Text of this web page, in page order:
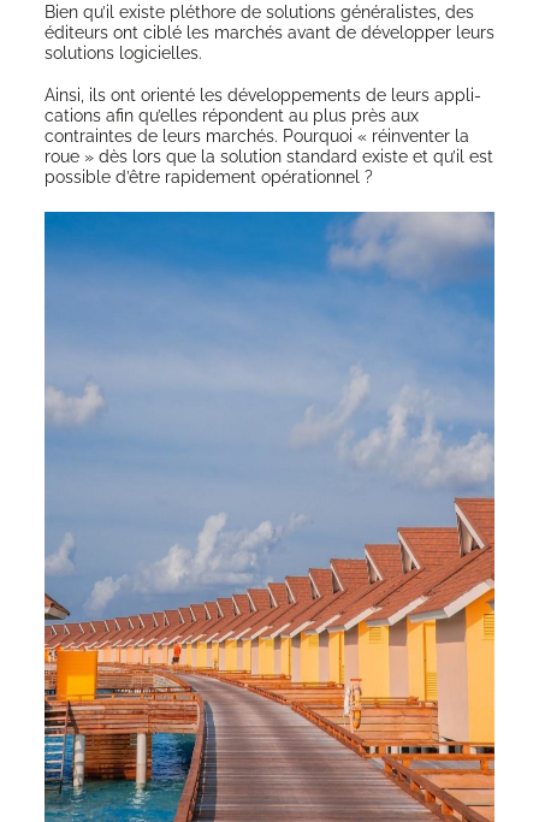
Bien qu’il existe plé­thore de solu­tions géné­ra­listes, des
édi­teurs ont ciblé les mar­chés avant de déve­lop­per leurs
solu­tions logicielles.
Ain­si, ils ont orien­té les déve­lop­pe­ments de leurs appli­
ca­tions afin qu’elles répondent au plus près aux
contraintes de leurs mar­chés. Pour­quoi « réin­ven­ter la
roue » dès lors que la solu­tion stan­dard existe et qu’il est
pos­sible d’être rapi­de­ment opérationnel ?